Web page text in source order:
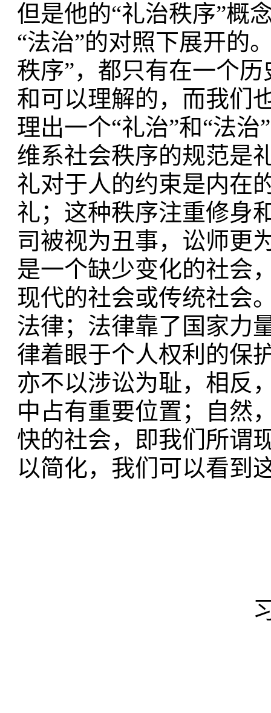
但是他的“礼治秩序”概
“法治”的对照下展开的
秩序”，都只有在一个
和可以理解的，而我们
理出一个“礼治”和“法
维系社会秩序的规范是
礼对于人的约束是内在
礼；这种秩序注重修身
司被视为丑事，讼师更
是一个缺少变化的社会
现代的社会或传统社会
法律；法律靠了国家力
律着眼于个人权利的保
亦不以涉讼为耻，相反
中占有重要位置；自然
快的社会，即我们所谓
以简化，我们可以看到
习惯、传